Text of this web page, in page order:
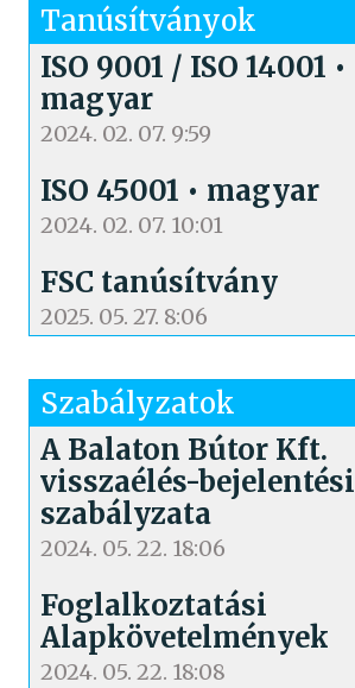
Tanúsítványok
ISO 9001 / ISO 14001 •
magyar
2024. 02. 07. 9:59
ISO 45001 • magyar
2024. 02. 07. 10:01
FSC tanúsítvány
2025. 05. 27. 8:06
Szabályzatok
A Balaton Bútor Kft.
visszaélés-bejelentési
szabályzata
2024. 05. 22. 18:06
Foglalkoztatási
Alapkövetelmények
2024. 05. 22. 18:08